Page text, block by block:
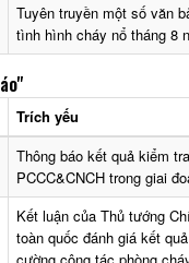
Tuyên truyền một số văn
tình hình cháy nổ tháng 8
Trích yếu
Thông báo kết quả kiểm
PCCC&CNCH trong giai
Kết luận của Thủ tướng
toàn quốc đánh giá kết